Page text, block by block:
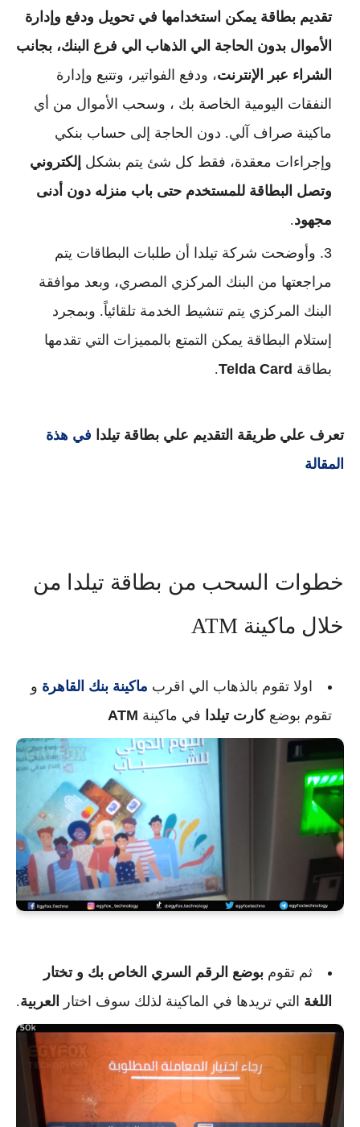
تقديم بطاقة يمكن استخدامها في تحويل ودفع وإدارة
الأموال بدون الحاجة الي الذهاب الي فرع البنك، بجانب
الشراء عبر الإنترنت، ودفع الفواتير، وتتبع وإدارة
النفقات اليومية الخاصة بك ، وسحب الأموال من أي
ماكينة صراف آلي. دون الحاجة إلى حساب بنكي
وإجراءات معقدة، فقط كل شئ يتم بشكل إلكتروني
وتصل البطاقة للمستخدم حتى باب منزله دون أدنى
مجهود.
وأوضحت شركة تيلدا أن طلبات البطاقات يتم
مراجعتها من البنك المركزي المصري، وبعد موافقة
البنك المركزي يتم تنشيط الخدمة تلقائياً. وبمجرد
إستلام البطاقة يمكن التمتع بالمميزات التي تقدمها
بطاقة Telda Card
.
تعرف علي طريقة التقديم علي بطاقة تيلدا في هذة
المقالة
خطوات السحب من بطاقة تيلدا من
خلال ماكينة ATM
اولا تقوم بالذهاب الي اقرب ماكينة بنك القاهرة و
تقوم بوضعكارت تيلدا في ماكينة ATM
ثم تقوم بوضع الرقم السري الخاص بك و تختار
اللغة التي تريدها في الماكينة لذلك سوف اختار العربية.